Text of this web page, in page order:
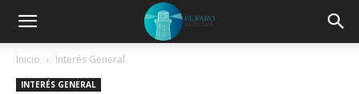
Inicio Interés General
INTERÉS GENERAL